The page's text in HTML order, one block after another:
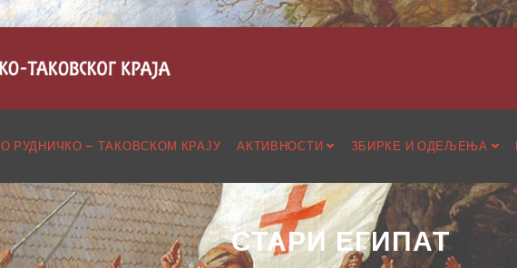
О РУДНИЧКО – ТАКОВСКОМ КРАЈУ АКТИВНОСТИ ЗБИРКЕ И ОДЕЉЕЊА
СТАРИ ЕГИПАТ